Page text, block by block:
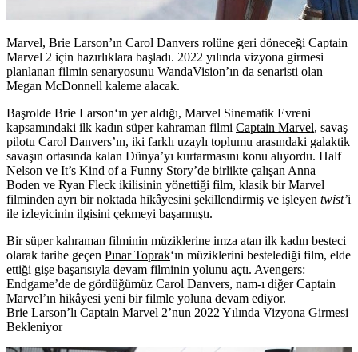
Marvel, Brie Larson’ın Carol Danvers rolüne geri döneceği Captain
Marvel 2 için hazırlıklara başladı. 2022 yılında vizyona girmesi
planlanan filmin senaryosunu WandaVision’ın da senaristi olan
Megan McDonnell kaleme alacak.
Başrolde Brie Larson‘ın yer aldığı, Marvel Sinematik Evreni
kapsamındaki ilk kadın süper kahraman filmi Captain Marvel, savaş
pilotu Carol Danvers’ın, iki farklı uzaylı toplumu arasındaki galaktik
savaşın ortasında kalan Dünya’yı kurtarmasını konu alıyordu. Half
Nelson ve It’s Kind of a Funny Story’de birlikte çalışan Anna
Boden ve Ryan Fleck ikilisinin yönettiği film, klasik bir Marvel
filminden ayrı bir noktada hikâyesini şekillendirmiş ve işleyen twist’i
ile izleyicinin ilgisini çekmeyi başarmıştı.
Bir süper kahraman filminin müziklerine imza atan ilk kadın besteci
olarak tarihe geçen Pınar Toprak‘ın müziklerini bestelediği film, elde
ettiği gişe başarısıyla devam filminin yolunu açtı. Avengers:
Endgame’de de gördüğümüz Carol Danvers, nam-ı diğer Captain
Marvel’ın hikâyesi yeni bir filmle yoluna devam ediyor.
Brie Larson’lı Captain Marvel 2’nun 2022 Yılında Vizyona Girmesi
Bekleniyor